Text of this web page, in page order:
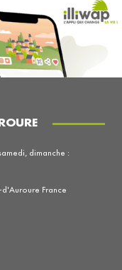
France
dimanche :